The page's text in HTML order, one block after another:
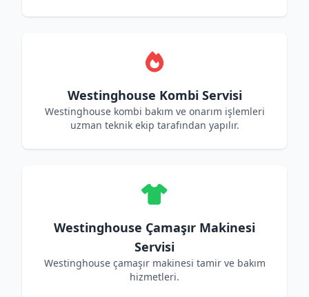
Westinghouse Kombi Servisi
Westinghouse kombi bakım ve onarım işlemleri
uzman teknik ekip tarafından yapılır.
Westinghouse Çamaşır Makinesi
Servisi
Westinghouse çamaşır makinesi tamir ve bakım
hizmetleri.